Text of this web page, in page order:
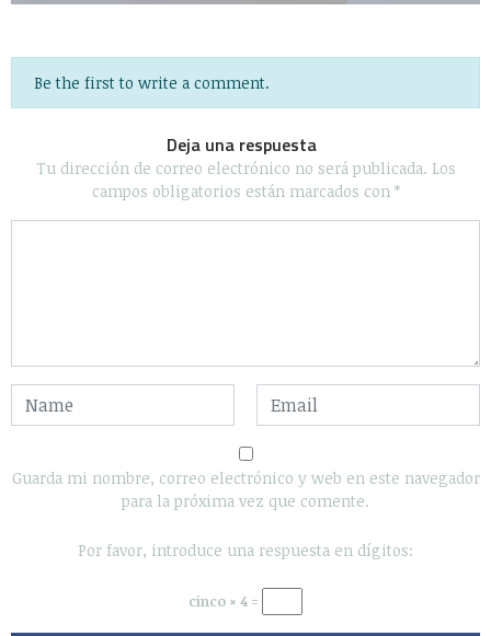
Be the first to write a comment.
Deja una respuesta
Tu dirección de correo electrónico no será publicada. Los
campos obligatorios están marcados con *
Guarda mi nombre, correo electrónico y web en este navegador
para la próxima vez que comente.
Por favor, introduce una respuesta en dígitos:
cinco × 4 =